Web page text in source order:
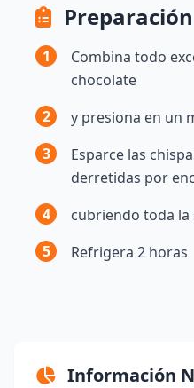
1
Combina todo
chocolate
2
y presiona en un
3
Esparce las
derretidas por
4
cubriendo toda
5
Refrigera 2 horas
Información